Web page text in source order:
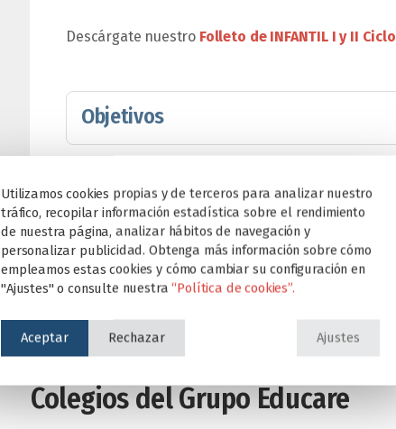
Descárgate nuestro Folleto de INFANTIL I y II Ciclo
Objetivos
Material del curso
Colegios del Grupo Educare
Utilizamos cookies propias y de terceros para analizar nuestro
tráfico, recopilar información estadística sobre el rendimiento
de nuestra página, analizar hábitos de navegación y
personalizar publicidad. Obtenga más información sobre cómo
empleamos estas cookies y cómo cambiar su configuración en
"Ajustes" o consulte nuestra“Política de cookies”.
Aceptar Rechazar Ajustes